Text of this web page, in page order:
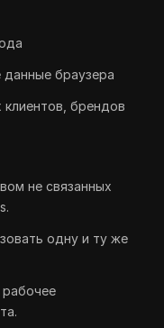
данные браузера
брендов
не связанных
одну и ту же